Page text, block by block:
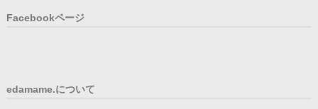
Facebookページ
edamame.について